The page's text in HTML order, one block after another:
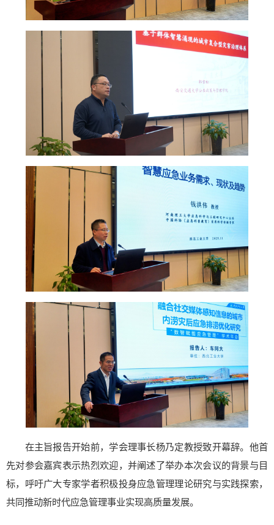
在主旨报告开始前，学会理事长杨乃定教授致开幕辞。他首
先对参会嘉宾表示热烈欢迎，并阐述了举办本次会议的背景与目
标，呼吁广大专家学者积极投身应急管理理论研究与实践探索，
共同推动新时代应急管理事业实现高质量发展。